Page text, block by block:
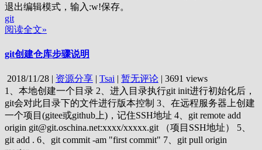
退出编辑模式，输入:w!保存。
git
阅读全文»
git创建仓库步骤说明
2018/11/28 | 资源分享 | Tsai | 暂无评论 | 3691 views
1、本地创建一个目录 2、进入目录执行git init进行初始化后，
git会对此目录下的文件进行版本控制 3、在远程服务器上创建
一个项目(gitee或github上)，记住SSH地址 4、git remote add
origin git@git.oschina.net:xxxx/xxxxx.git （项目SSH地址） 5、
git add . 6、git commit -am "first commit" 7、git pull origin